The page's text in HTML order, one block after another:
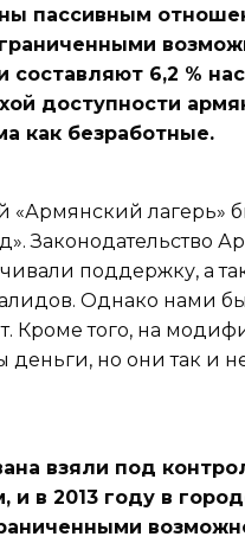
пассивным
6,2 %
доступности
как безработные.
«Армянский лагерь»
Законодательство
поддержку, а
Однако нами
Кроме того, на
но они так и
взяли под
в 2013 году в